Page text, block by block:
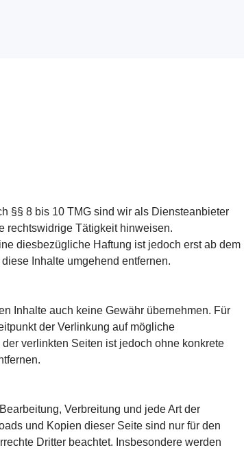
§§ 8 bis 10 TMG sind wir als Diensteanbieter
rechtswidrige Tätigkeit hinweisen.
diesbezügliche Haftung ist jedoch erst ab dem
Inhalte umgehend entfernen.
Inhalte auch keine Gewähr übernehmen. Für
der Verlinkung auf mögliche
verlinkten Seiten ist jedoch ohne konkrete
Verbreitung und jede Art der
und Kopien dieser Seite sind nur für den
Dritter beachtet. Insbesondere werden